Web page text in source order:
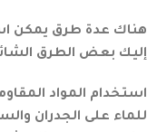
هناك عدة طرق يمكن
إليك بعض الطرق
استخدام المواد
للماء على الجدران